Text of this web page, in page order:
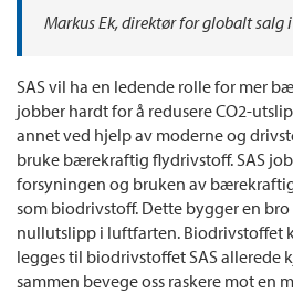
Markus Ek, direktør for globalt salg i
SAS vil ha en ledende rolle for mer
jobber hardt for å redusere CO2-
annet ved hjelp av moderne og
bruke bærekraftig flydrivstoff. SAS
forsyningen og bruken av
som biodrivstoff. Dette bygger en
nullutslipp i luftfarten. Biodrivstoffet
legges til biodrivstoffet SAS allerede
sammen bevege oss raskere mot en